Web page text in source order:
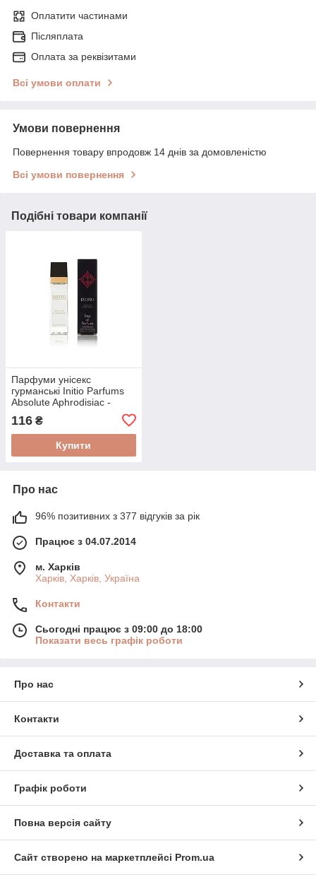
Оплатити частинами
Післяплата
Оплата за реквізитами
Всі умови оплати
Умови повернення
Повернення товару впродовж 14 днів за домовленістю
Всі умови повернення
Подібні товари компанії
Парфуми унісекс
гурманські Initio Parfums
Absolute Aphrodisiac -
116 ₴
Купити
Про нас
96% позитивних з 377 відгуків за рік
Працює з 04.07.2014
м. Харків
Харків, Харків, Україна
Контакти
Сьогодні працює з 09:00 до 18:00
Показати весь графік роботи
Про нас
Контакти
Доставка та оплата
Графік роботи
Повна версія сайту
Сайт створено на маркетплейсі Prom.ua